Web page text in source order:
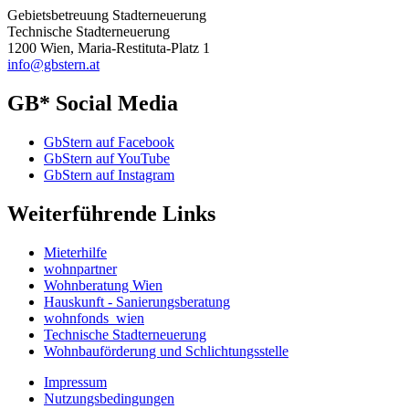
Gebietsbetreuung Stadterneuerung
Technische Stadterneuerung
1200 Wien, Maria-Restituta-Platz 1
info@gbstern.at
GB* Social Media
GbStern auf Facebook
GbStern auf YouTube
GbStern auf Instagram
Weiterführende Links
Mieterhilfe
wohnpartner
Wohnberatung Wien
Hauskunft - Sanierungsberatung
wohnfonds_wien
Technische Stadterneuerung
Wohnbauförderung und Schlichtungsstelle
Impressum
Nutzungsbedingungen